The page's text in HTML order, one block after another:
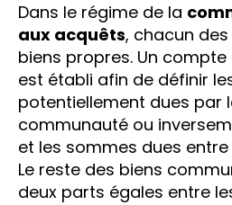
Dans le régime de la
aux acquêts, chacun
biens propres. Un
est établi afin de définir
potentiellement dues par
communauté ou
et les sommes dues
Le reste des biens
deux parts égales entre